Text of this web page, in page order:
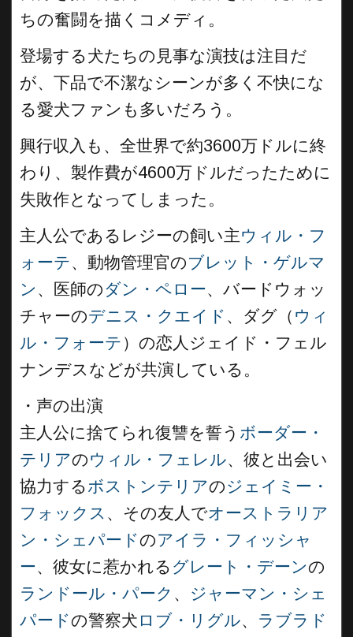
ちの奮闘を描くコメディ。
登場する犬たちの見事な演技は注目だ
が、下品で不潔なシーンが多く不快にな
る愛犬ファンも多いだろう。
興行収入も、全世界で約3600万ドルに終
わり、製作費が4600万ドルだったために
失敗作となってしまった。
主人公であるレジーの飼い主ウィル・フ
ォーテ、動物管理官のブレット・ゲルマ
ン 、医師のダン・ペロー、バードウォッ
チャーのデニス・クエイド 、ダグ（ ウィ
ル・フォーテ ）の恋人ジェイド・フェル
ナンデスなどが共演している。
・声の出演
主人公に捨てられ復讐を誓う ボーダー・
テリアのウィル・フェレル、彼と出会い
協力するボストンテリアのジェイミー・
フォックス 、その友人でオーストラリア
ン・シェパードのアイラ・フィッシャ
ー、彼女に惹かれる グレート・デーンの
ランドール・パーク 、 ジャーマン・シェ
パードの警察犬 ロブ・リグル、 ラブラド